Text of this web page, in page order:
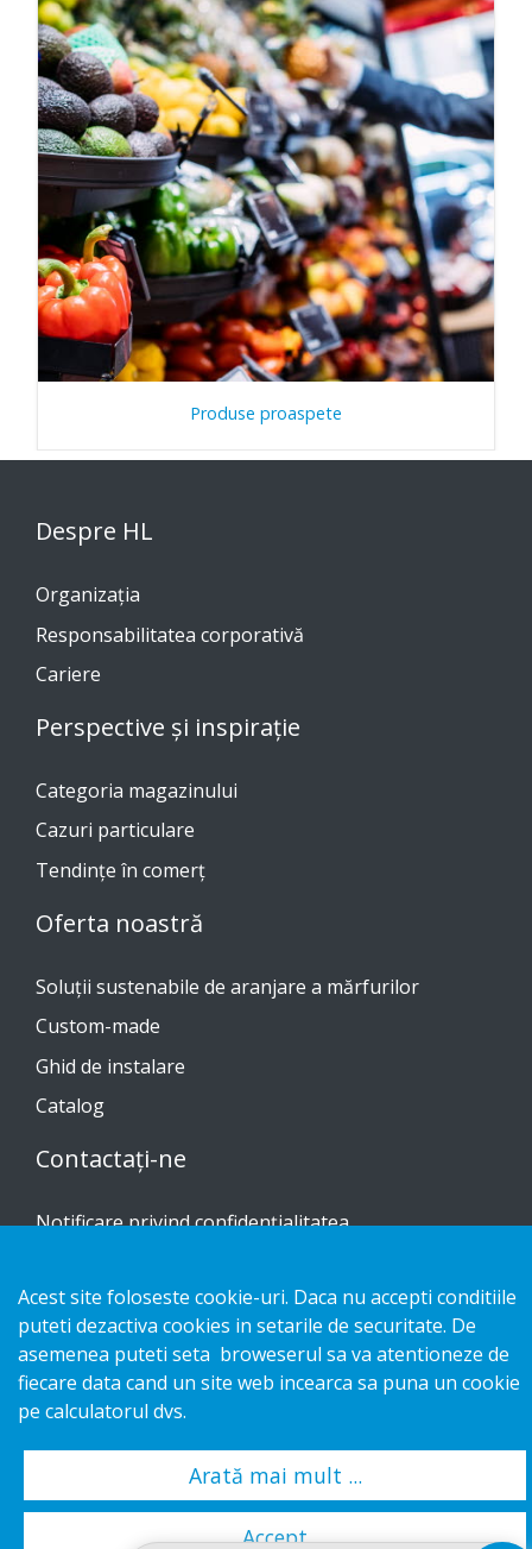
Produse proaspete
Despre HL
Organizația
Responsabilitatea corporativă
Cariere
Perspective și inspirație
Categoria magazinului
Cazuri particulare
Tendinţe în comerţ
Oferta noastră
Soluții sustenabile de aranjare a mărfurilor
Custom-made
Ghid de instalare
Catalog
Contactați-ne
Notificare privind confidențialitatea
Copyright 2026 HL Display AB. All rights reserved.
Acest site foloseste cookie-uri. Daca nu accepti conditiile
puteti dezactiva cookies in setarile de securitate. De
asemenea puteti seta broweserul sa va atentioneze de
fiecare data cand un site web incearca sa puna un cookie
pe calculatorul dvs.
Arată mai mult ...
Accept